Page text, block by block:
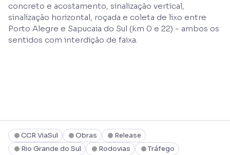
concreto e acostamento, sinalização vertical,
sinalização horizontal, roçada e coleta de lixo entre
Porto Alegre e Sapucaia do Sul (km 0 e 22) - ambos os
sentidos com interdição de faixa.
CCR ViaSul Obras
Release
Rio Grande do Sul
Rodovias Tráfego